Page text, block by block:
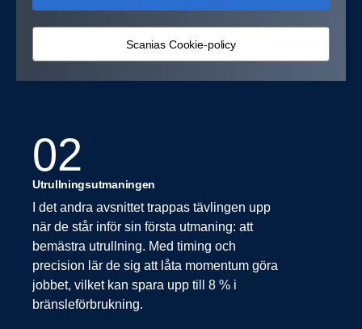
Scanias Cookie-policy
02
Utrullningsutmaningen
I det andra avsnittet trappas tävlingen upp
när de står inför sin första utmaning: att
bemästra utrullning. Med timing och
precision lär de sig att låta momentum göra
jobbet, vilket kan spara upp till 8 % i
bränsleförbrukning.